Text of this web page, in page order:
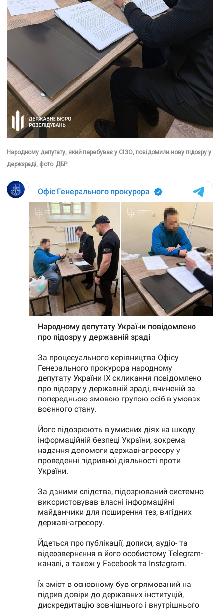
Народному депутату, який перебуває у СІЗО, повідомили нову підозру у
держзраді, фото: ДБР